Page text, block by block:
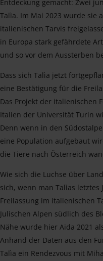
Entdeckung gemacht: Zwei
Talìa. Im Mai 2023 wurde sie
italienischen Tarvis
in Europa stark gefährdete
und so vor dem Aussterben
Dass sich Talìa jetzt
eine Bestätigung für die
Das Projekt der italienischen
Italien der Universität Turin
Denn wenn in den
eine Population aufgebaut
die Tiere nach Österreich
Wie sich die Luchse über
sich, wenn man Talìas
Freilassung im italienischen
Julischen Alpen südlich des
Nähe wurde hier Aida 2021
Anhand der Daten aus den
Talìa ein Rendezvous mit